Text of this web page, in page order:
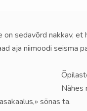
on sedavõrd nakkav,
aja niimoodi seisma
Nähes
sõnas ta.